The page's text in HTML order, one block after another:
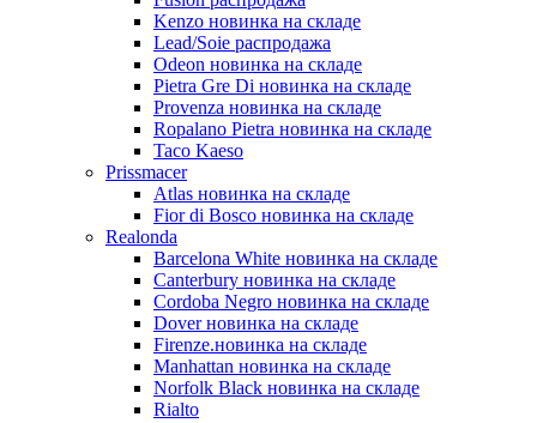
Kenzo новинка на складе
Lead/Soie распродажа
Odeon новинка на складе
Pietra Gre Di новинка на складе
Provenza новинка на складе
Ropalano Pietra новинка на складе
Taco Kaeso
Prissmacer
Atlas новинка на складе
Fior di Bosco новинка на складе
Realonda
Barсelona White новинка на складе
Canterbury новинка на складе
Cordoba Negro новинка на складе
Dover новинка на складе
Firenze.новинка на складе
Manhattan новинка на складе
Norfolk Black новинка на складе
Rialto